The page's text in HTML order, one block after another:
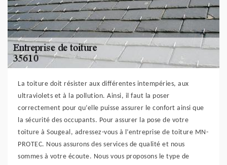
La toiture doit résister aux différentes intempéries, aux
ultraviolets et à la pollution. Ainsi, il faut la poser
correctement pour qu’elle puisse assurer le confort ainsi que
la sécurité des occupants. Pour assurer la pose de votre
toiture à Sougeal, adressez-vous à l’entreprise de toiture MN-
PROTEC. Nous assurons des services de qualité et nous
sommes à votre écoute. Nous vous proposons le type de